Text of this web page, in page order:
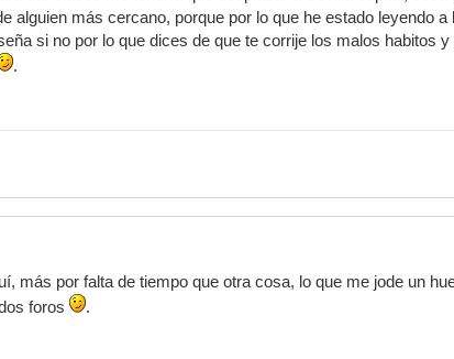
Tienes desde el learning guide que te lleva a leer partituras y
alguien más cercano, porque por lo que he estado leyendo a
si no por lo que dices de que te corrije los malos habitos y
.
más por falta de tiempo que otra cosa, lo que me jode un
foros
.